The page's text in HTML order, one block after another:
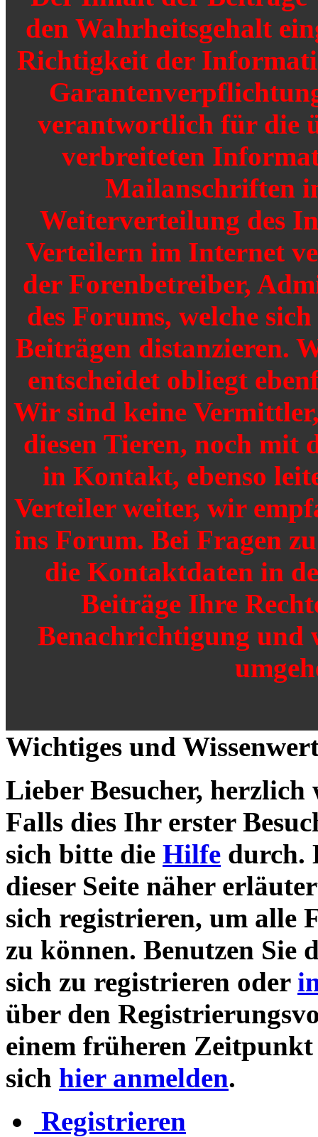
den Wahrheitsgehalt
Richtigkeit der
verantwortlich für die
verbreiteten
Mailanschriften
Weiterverteilung des
Verteilern im Internet
der Forenbetreiber,
des Forums, welche
Beiträgen distanzieren.
entscheidet obliegt
Wir sind keine
diesen Tieren, noch mit
in Kontakt, ebenso
Verteiler weiter, wir
ins Forum. Bei Fragen
die Kontaktdaten in
Beiträge Ihre
Benachrichtigung und
Wichtiges und
Lieber Besucher,
Falls dies Ihr erster
sich bitte die Hilfe durch.
dieser Seite näher
sich registrieren, um alle
zu können. Benutzen Sie
sich zu registrieren oder
über den
einem früheren
sich hier anmelden.
Registrieren